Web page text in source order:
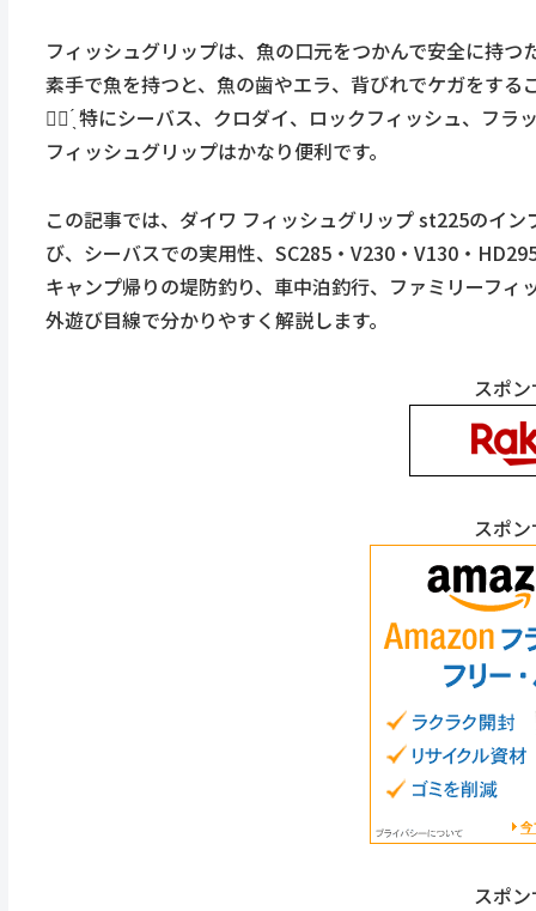
フィッシュグリップは、魚の口元をつかんで安全に持つ
素手で魚を持つと、魚の歯やエラ、背びれでケガをす
☝🏻 ̖́ 特にシーバス、クロダイ、ロックフィッシュ、フ
フィッシュグリップはかなり便利です。
この記事では、ダイワ フィッシュグリップ st225のイ
び、シーバスでの実用性、SC285・V230・V130・
キャンプ帰りの堤防釣り、車中泊釣行、ファミリーフ
外遊び目線で分かりやすく解説します。
スポ
スポ
スポ